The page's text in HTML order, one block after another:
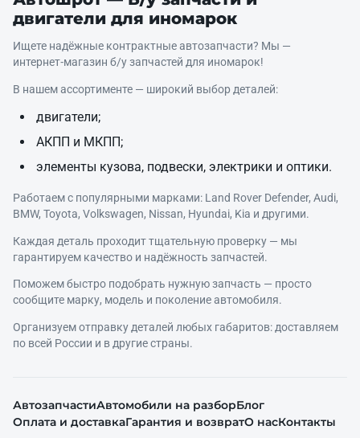
двигатели для иномарок
Ищете надёжные контрактные автозапчасти? Мы —
интернет‑магазин б/у запчастей для иномарок!
В нашем ассортименте — широкий выбор деталей:
двигатели;
АКПП и МКПП;
элементы кузова, подвески, электрики и оптики.
Работаем с популярными марками: Land Rover Defender, Audi,
BMW, Toyota, Volkswagen, Nissan, Hyundai, Kia и другими.
Каждая деталь проходит тщательную проверку — мы
гарантируем качество и надёжность запчастей.
Поможем быстро подобрать нужную запчасть — просто
сообщите марку, модель и поколение автомобиля.
Организуем отправку деталей любых габаритов: доставляем
по всей России и в другие страны.
АвтозапчастиАвтомобили на разборБлог
Оплата и доставкаГарантия и возвратО насКонтакты